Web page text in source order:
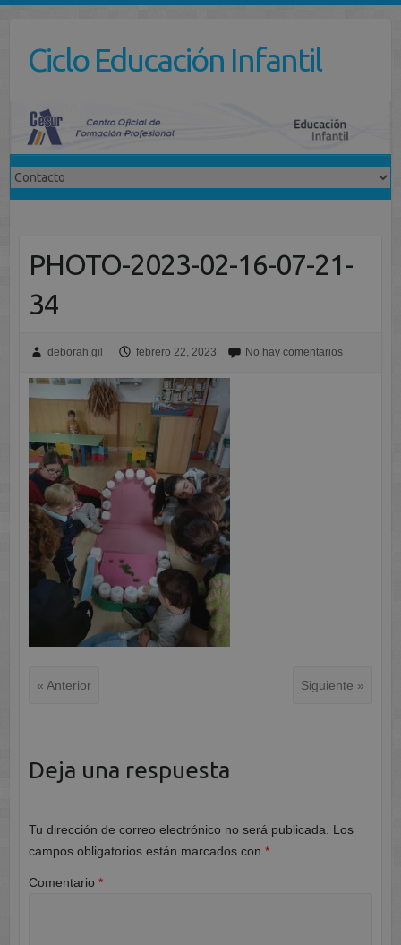
contenidoCiclo Educación Infantil
PHOTO-2023-02-16-07-21-
34
deborah.gil febrero 22, 2023 No hay comentarios
« Anterior Siguiente »
Deja una respuesta
Tu dirección de correo electrónico no será publicada.
Los
campos obligatorios están marcados con *
Comentario *